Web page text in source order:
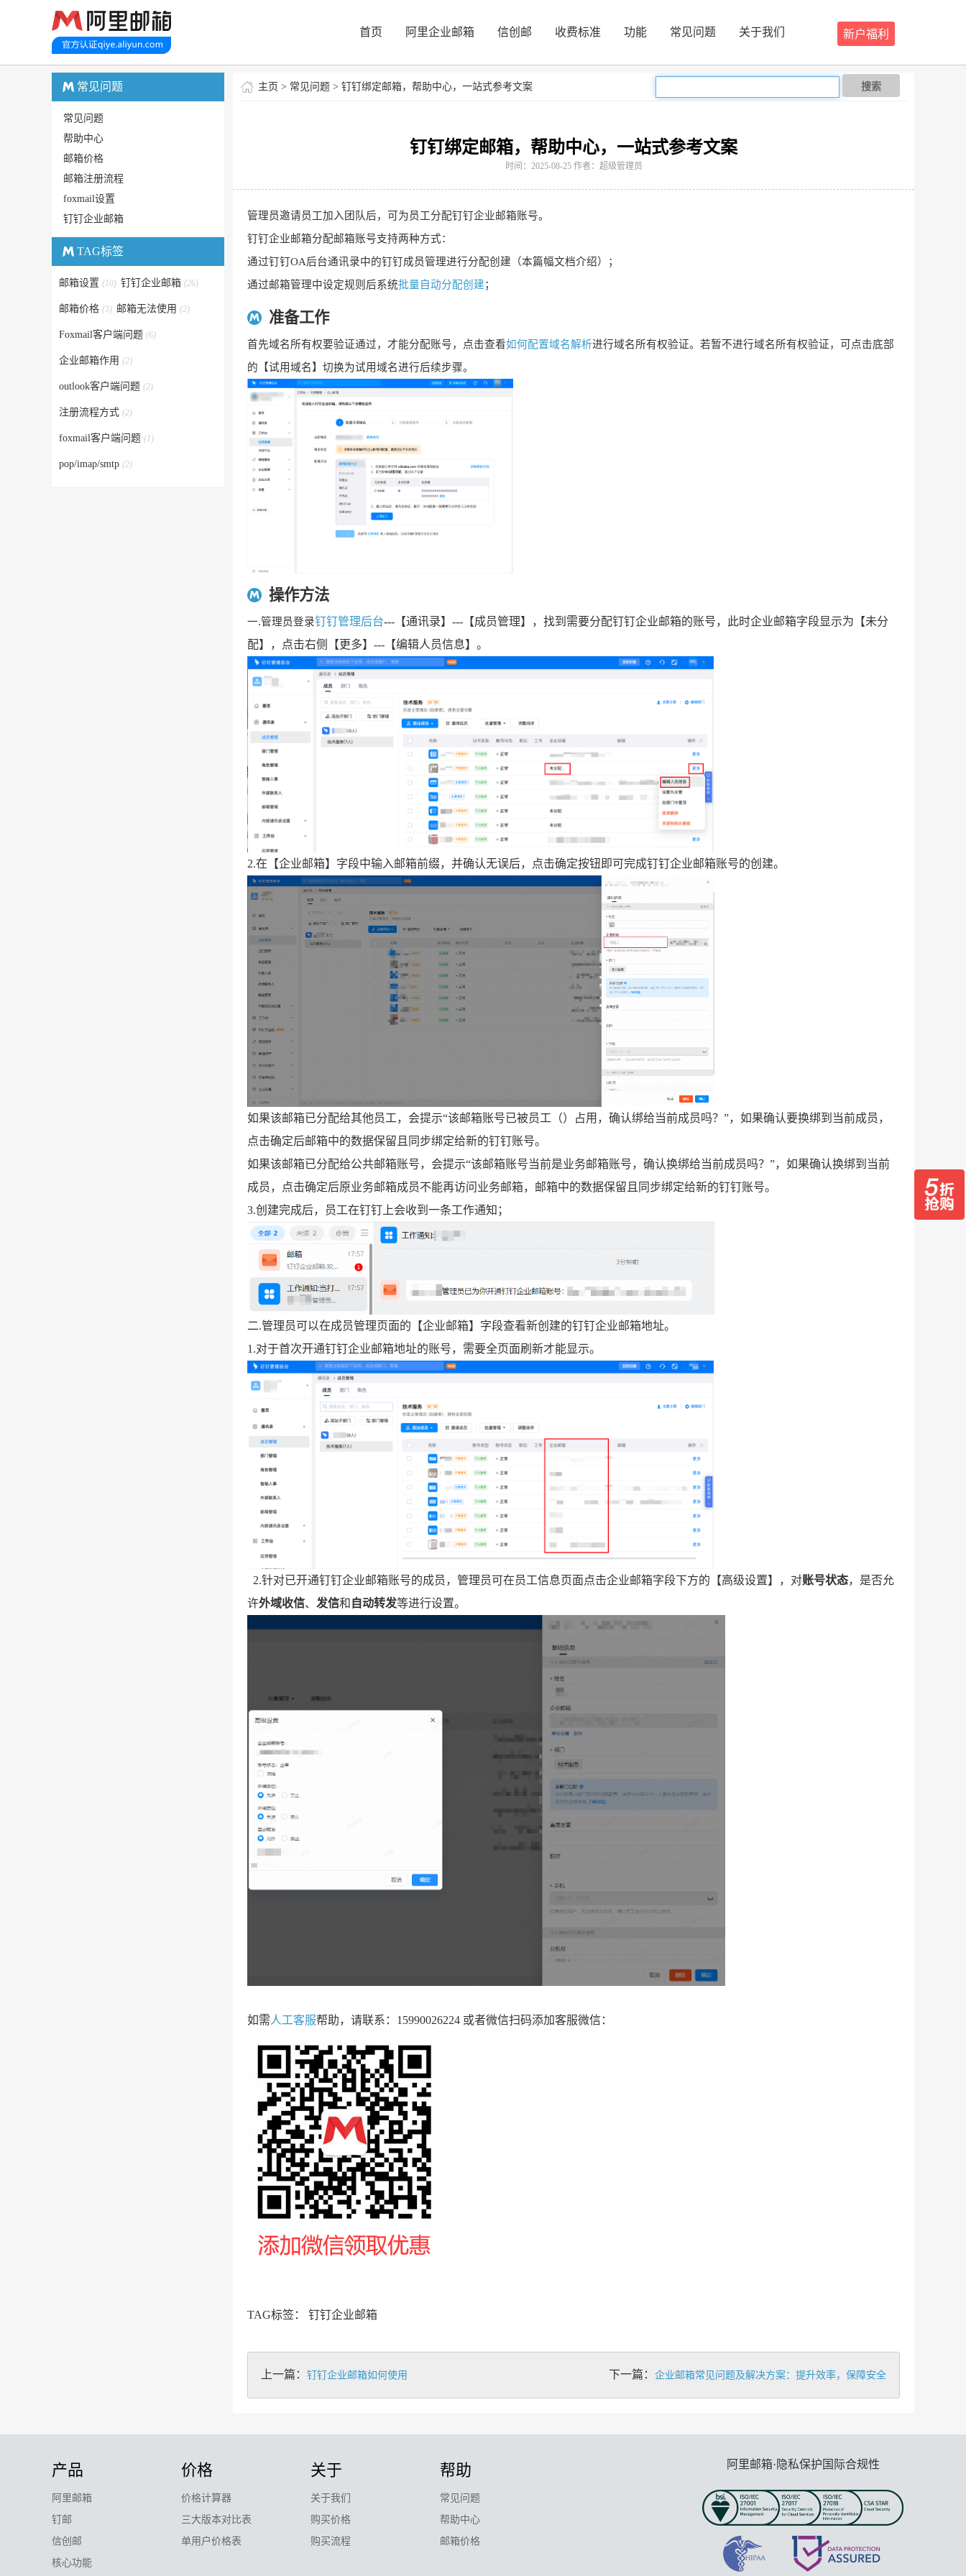
新户福利
首页 阿里企业邮箱 信创邮 收费标准 功能 常见问题 关于我们
主页 > 常见问题 > 钉钉绑定邮箱，帮助中心，一站式参考文案 搜索
钉钉绑定邮箱，帮助中心，一站式参考文案
时间：2025-08-25 作者：超级管理员
管理员邀请员工加入团队后，可为员工分配钉钉企业邮箱账号。
钉钉企业邮箱分配邮箱账号支持两种方式：
通过钉钉OA后台通讯录中的钉钉成员管理进行分配创建（本篇幅文档介绍）；
通过邮箱管理中设定规则后系统批量自动分配创建；
准备工作
首先域名所有权要验证通过，才能分配账号，点击查看如何配置域名解析进行域名所有权验证。若暂不进行域名所有权验证，可点击底部
的【试用域名】切换为试用域名进行后续步骤。
操作方法
一.管理员登录钉钉管理后台---【通讯录】---【成员管理】，找到需要分配钉钉企业邮箱的账号，此时企业邮箱字段显示为【未分
配】，点击右侧【更多】---【编辑人员信息】。
2.在【企业邮箱】字段中输入邮箱前缀，并确认无误后，点击确定按钮即可完成钉钉企业邮箱账号的创建。
如果该邮箱已分配给其他员工，会提示“该邮箱账号已被员工（）占用，确认绑给当前成员吗？”，如果确认要换绑到当前成员，
点击确定后邮箱中的数据保留且同步绑定给新的钉钉账号。
如果该邮箱已分配给公共邮箱账号，会提示“该邮箱账号当前是业务邮箱账号，确认换绑给当前成员吗？”，如果确认换绑到当前
成员，点击确定后原业务邮箱成员不能再访问业务邮箱，邮箱中的数据保留且同步绑定给新的钉钉账号。
3.创建完成后，员工在钉钉上会收到一条工作通知；
二.管理员可以在成员管理页面的【企业邮箱】字段查看新创建的钉钉企业邮箱地址。
1.对于首次开通钉钉企业邮箱地址的账号，需要全页面刷新才能显示。
2.针对已开通钉钉企业邮箱账号的成员，管理员可在员工信息页面点击企业邮箱字段下方的【高级设置】，对账号状态，是否允
许外域收信、 发信和 自动转发等进行设置。
如需人工客服帮助，请联系：15990026224 或者微信扫码添加客服微信：
TAG标签： 钉钉企业邮箱
上一篇：钉钉企业邮箱如何使用 下一篇： 企业邮箱常见问题及解决方案：提升效率，保障安全
常见问题
常见问题
帮助中心
邮箱价格
邮箱注册流程
foxmail设置
钉钉企业邮箱
TAG标签
邮箱设置 (10) 钉钉企业邮箱 (26)
邮箱价格 (3) 邮箱无法使用 (2)
Foxmail客户端问题 (6)
企业邮箱作用 (2)
outlook客户端问题 (2)
注册流程方式 (2)
foxmail客户端问题 (1)
pop/imap/smtp (2)
产品
阿里邮箱
钉邮
信创邮
核心功能
价格
价格计算器
三大版本对比表
单用户价格表
关于
关于我们
购买价格
购买流程
帮助
常见问题
帮助中心
邮箱价格
阿里邮箱·隐私保护国际合规性